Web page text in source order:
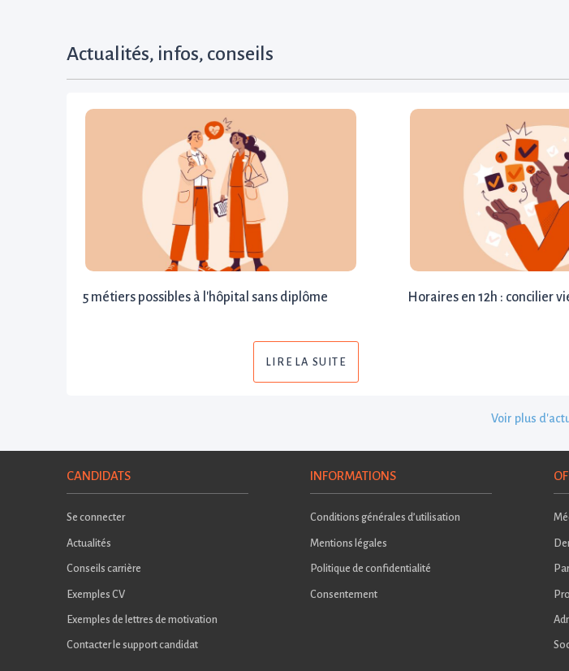
Actualités, infos, conseils
5 métiers possibles à l'hôpital sans diplôme
LIRE LA SUITE
Horaires en 12h : concilier
Voir plus
CANDIDATS
Se connecter
Actualités
Conseils carrière
Exemples CV
Exemples de lettres de motivation
Contacter le support candidat
INFORMATIONS
Conditions générales d’utilisation
Mentions légales
Politique de confidentialité
Consentement